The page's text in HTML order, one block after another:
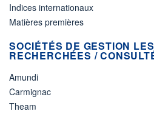
Indices internationaux
Matières premières
SOCIÉTÉS DE GESTION
RECHERCHÉES /
Amundi
Carmignac
Theam